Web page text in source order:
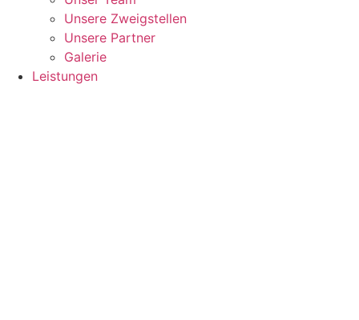
Unsere Zweigstellen
Unsere Partner
Galerie
Leistungen